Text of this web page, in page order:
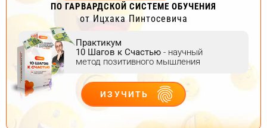
ПО ГАРВАРДСКОЙ СИСТЕМЕ ОБУЧЕНИЯ
от Ицхака Пинтосевича
Практикум
10 Шагов к Счастью - научный
метод позитивного мышления
ИЗУЧИТЬ